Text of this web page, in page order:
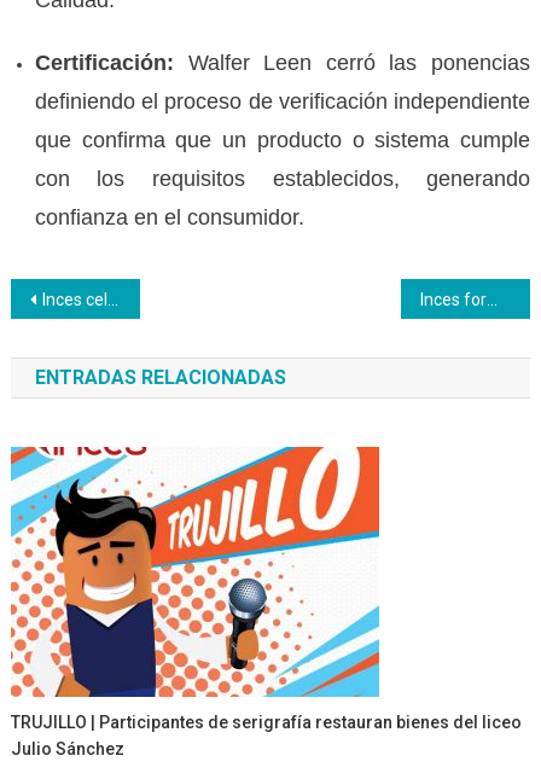
Certificación: Walfer Leen cerró las ponencias
definiendo el proceso de verificación independiente
que confirma que un producto o sistema cumple
con los requisitos establecidos, generando
confianza en el consumidor.
Navegación
de
entradas
Inces celebra el Día de la Juventud con matiné para los jóvenes Inces forma a sus maestros técnicos productivos con el taller de Robótica Creativa
ENTRADAS RELACIONADAS
TRUJILLO | Participantes de serigrafía restauran bienes del liceo
Julio Sánchez